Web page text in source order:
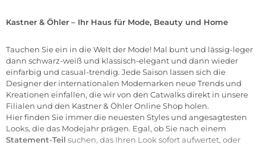
Kastner & Öhler – Ihr Haus für Mode, Beauty und Home
Tauchen Sie ein in die Welt der Mode! Mal bunt und lässig-leger
dann schwarz-weiß und klassisch-elegant und dann wieder
einfarbig und casual-trendig. Jede Saison lassen sich die
Designer der internationalen Modemarken neue Trends und
Kreationen einfallen, die wir von den Catwalks direkt in unsere
Filialen und den Kastner & Öhler Online Shop holen.
Hier finden Sie immer die neuesten Styles und angesagtesten
Looks, die das Modejahr prägen. Egal, ob Sie nach einem
Statement-Teil suchen, das Ihren Look sofort aufwertet, oder